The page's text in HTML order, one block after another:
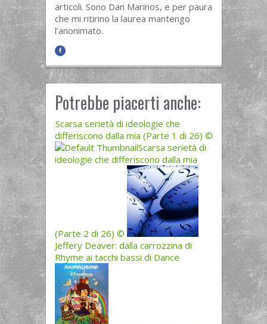
articoli. Sono Dan Marinos, e per paura
che mi ritirino la laurea mantengo
l’anonimato.
Potrebbe piacerti anche:
Scarsa serietà di ideologie che
differiscono dalla mia (Parte 1 di 26) ©
Scarsa serietà di
ideologie che differiscono dalla mia
(Parte 2 di 26) ©
Jeffery Deaver: dalla carrozzina di
Rhyme ai tacchi bassi di Dance